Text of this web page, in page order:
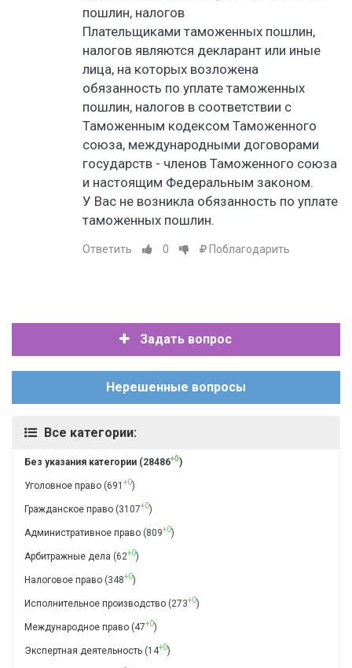
пошлин, налогов
Плательщиками таможенных пошлин,
налогов являются декларант или иные
лица, на которых возложена
обязанность по уплате таможенных
пошлин, налогов в соответствии с
Таможенным кодексом Таможенного
союза, международными договорами
государств - членов Таможенного союза
и настоящим Федеральным законом.
У Вас не возникла обязанность по уплате
таможенных пошлин.
Ответить 0 Поблагодарить
Задать вопрос
Нерешенные вопросы
Все категории:
Без указания категории (28486+0)
Уголовное право (691 +0)
Гражданское право (3107+0)
Административное право (809+0)
Арбитражные дела (62+0)
Налоговое право (348+0)
Исполнительное производство (273+0)
Международное право (47+0)
Экспертная деятельность (14+0)